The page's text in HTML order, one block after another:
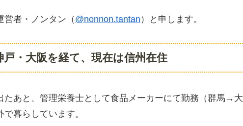
営者・ノンタン（@nonnon.tantan ）と申します。
・大阪を経て、現在は信州在住
たあと、管理栄養士として食品メーカーにて勤務（群馬→大
暮らしています。